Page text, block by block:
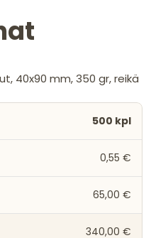
40x90 mm, 350 gr, reikä
500 kpl
0,55 €
65,00 €
340,00 €